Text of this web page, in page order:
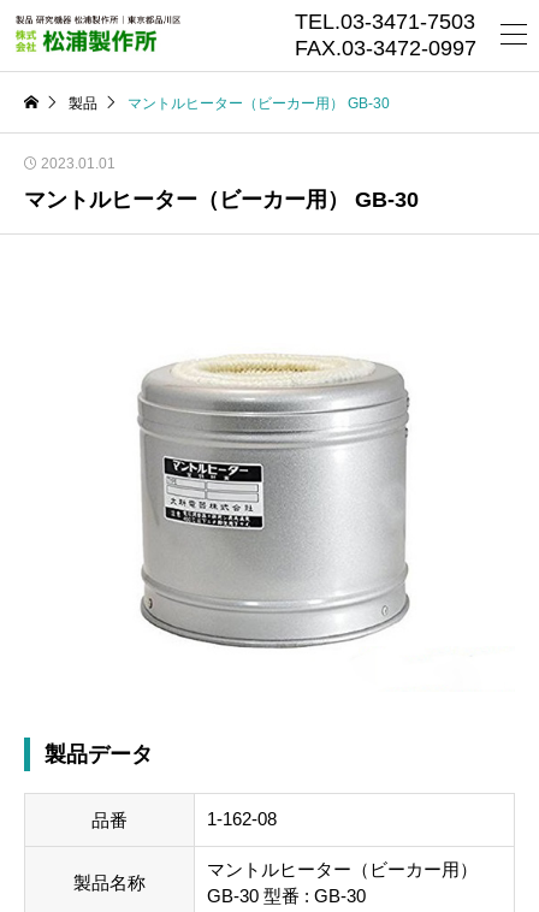
TEL.03-3471-7503
FAX.03-3472-0997
製品 マントルヒーター（ビーカー用） GB-30
2023.01.01
マントルヒーター（ビーカー用） GB-30
製品データ
品番 1-162-08
製品名称
マントルヒーター（ビーカー用）
GB-30 型番 : GB-30